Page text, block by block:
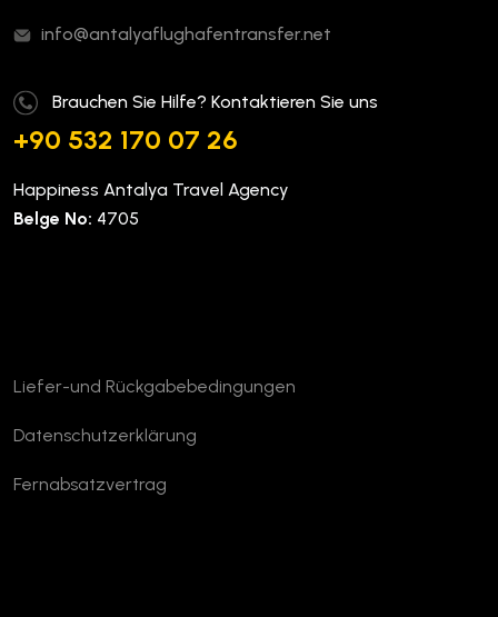
info@antalyaflughafentransfer.net
Brauchen Sie Hilfe? Kontaktieren Sie uns
+90 532 170 07 26
Happiness Antalya Travel Agency
Belge No: 4705
Liefer-und Rückgabebedingungen
Datenschutzerklärung
Fernabsatzvertrag